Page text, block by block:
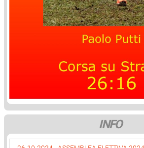
INFO